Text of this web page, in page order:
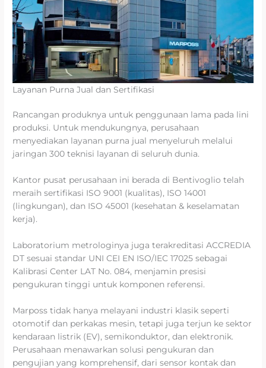
Layanan Purna Jual dan Sertifikasi
Rancangan produknya untuk penggunaan lama pada lini
produksi. Untuk mendukungnya, perusahaan
menyediakan layanan purna jual menyeluruh melalui
jaringan 300 teknisi layanan di seluruh dunia.
Kantor pusat perusahaan ini berada di Bentivoglio telah
meraih sertifikasi ISO 9001 (kualitas), ISO 14001
(lingkungan), dan ISO 45001 (kesehatan & keselamatan
kerja).
Laboratorium metrologinya juga terakreditasi ACCREDIA
DT sesuai standar UNI CEI EN ISO/IEC 17025 sebagai
Kalibrasi Center LAT No. 084, menjamin presisi
pengukuran tinggi untuk komponen referensi.
Marposs tidak hanya melayani industri klasik seperti
otomotif dan perkakas mesin, tetapi juga terjun ke sektor
kendaraan listrik (EV), semikonduktor, dan elektronik.
Perusahaan menawarkan solusi pengukuran dan
pengujian yang komprehensif, dari sensor kontak dan